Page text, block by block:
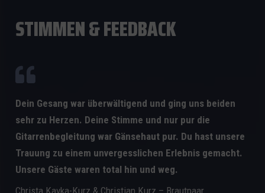
STIMMEN & FEEDBACK
Beeindruckend ist ihre modulationsfähige Stimme –
und die außergewöhnliche Präsenz der Frau. Und ihre
Gitarre, das wird schnell offensichtlich, setzt sie dabei
mindestens so vielseitig ein wie ihre Stimme.
Peter Kees – „Süddeutsche Zeitung“